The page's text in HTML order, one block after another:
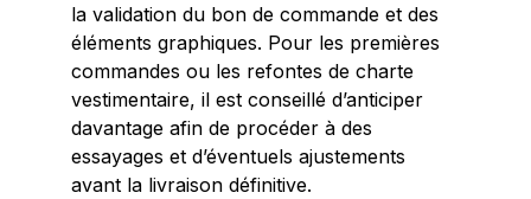
la validation du bon de commande et des
éléments graphiques. Pour les premières
commandes ou les refontes de charte
vestimentaire, il est conseillé d’anticiper
davantage afin de procéder à des
essayages et d’éventuels ajustements
avant la livraison définitive.